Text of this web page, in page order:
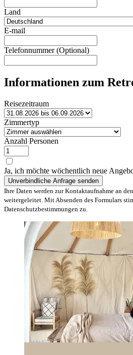
Land
E-mail
Telefonnummer (Optional)
Informationen zum
Reisezeitraum
Zimmertyp
Anzahl Personen
Ja, ich möchte wöchentlich neue
Ihre Daten werden zur Kontaktaufnahme an
weitergeleitet. Mit Absenden des Formulars
Datenschutzbestimmungen zu.